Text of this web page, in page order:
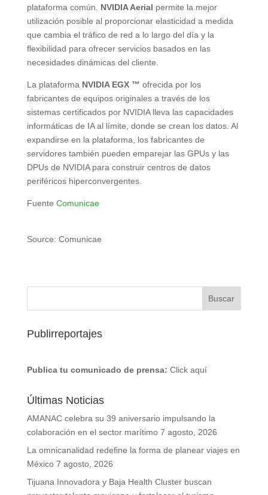
plataforma común. NVIDIA Aerial permite la mejor
utilización posible al proporcionar elasticidad a medida
que cambia el tráfico de red a lo largo del día y la
flexibilidad para ofrecer servicios basados en las
necesidades dinámicas del cliente.
La plataforma NVIDIA EGX ™ ofrecida por los
fabricantes de equipos originales a través de los
sistemas certificados por NVIDIA lleva las capacidades
informáticas de IA al límite, donde se crean los datos. Al
expandirse en la plataforma, los fabricantes de
servidores también pueden emparejar las GPUs y las
DPUs de NVIDIA para construir centros de datos
periféricos hiperconvergentes.
Fuente Comunicae
Source: Comunicae
Publirreportajes
Publica tu comunicado de prensa: Click aquí
Últimas Noticias
AMANAC celebra su 39 aniversario impulsando la
colaboración en el sector marítimo 7 agosto, 2026
La omnicanalidad redefine la forma de planear viajes en
México 7 agosto, 2026
Tijuana Innovadora y Baja Health Cluster buscan